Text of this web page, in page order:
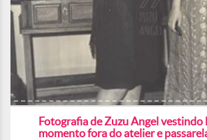
Fotografia de Zuzu Angel vestindo
momento fora do atelier e